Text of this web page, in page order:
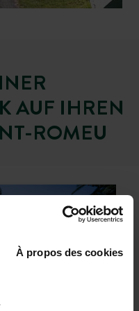
À propos des cookies
AUF IHREN
ROMEU